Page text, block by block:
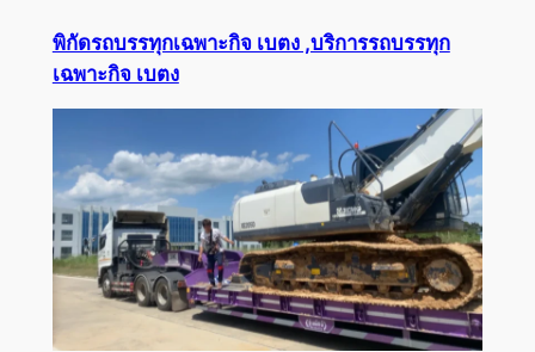
พิกัดรถบรรทุกเฉพาะกิจ เบตง ,บริการรถบรรทุก
เฉพาะกิจ เบตง